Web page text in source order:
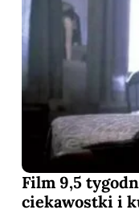
Film 9,5
ciekawostki i